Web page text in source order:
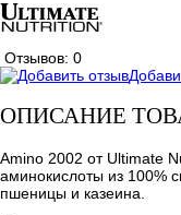
Отзывов: 0
ОПИСАНИЕ
Amino 2002 от Ultimate
аминокислоты из 100%
пшеницы и казеина.